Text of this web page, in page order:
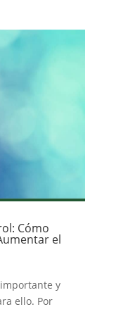
Cómo
el
y
ello. Por